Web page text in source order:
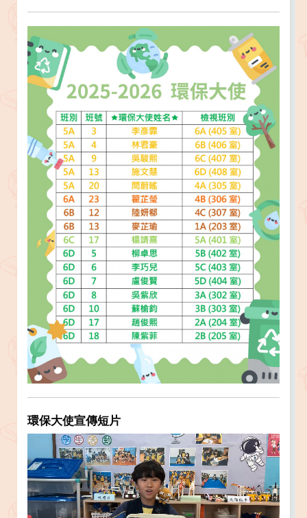
環保大使宣傳短片